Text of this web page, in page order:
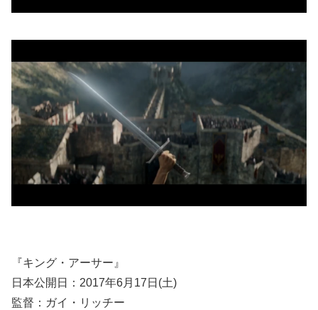
『キング・アーサー』
日本公開日：2017年6月17日(土)
監督：ガイ・リッチー